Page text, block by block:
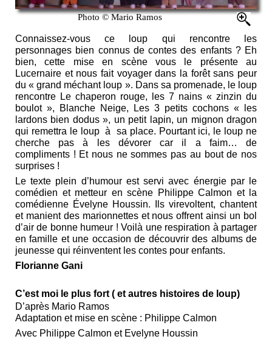
Photo © Mario Ramos
Connaissez-vous ce loup qui rencontre les
personnages bien connus de contes des enfants ? Eh
bien, cette mise en scène vous le présente au
Lucernaire et nous fait voyager dans la forêt sans peur
du « grand méchant loup ». Dans sa promenade, le loup
rencontre Le chaperon rouge, les 7 nains « zinzin du
boulot », Blanche Neige, Les 3 petits cochons « les
lardons bien dodus », un petit lapin, un mignon dragon
qui remettra le loup à sa place. Pourtant ici, le loup ne
cherche pas à les dévorer car il a faim… de
compliments ! Et nous ne sommes pas au bout de nos
surprises !
Le texte plein d’humour est servi avec énergie par le
comédien et metteur en scène Philippe Calmon et la
comédienne Évelyne Houssin. Ils virevoltent, chantent
et manient des marionnettes et nous offrent ainsi un bol
d’air de bonne humeur ! Voilà une respiration à partager
en famille et une occasion de découvrir des albums de
jeunesse qui réinventent les contes pour enfants.
Florianne Gani
C’est moi le plus fort ( et autres histoires de loup)
D’après Mario Ramos
Adaptation et mise en scène : Philippe Calmon
Avec Philippe Calmon et Evelyne Houssin